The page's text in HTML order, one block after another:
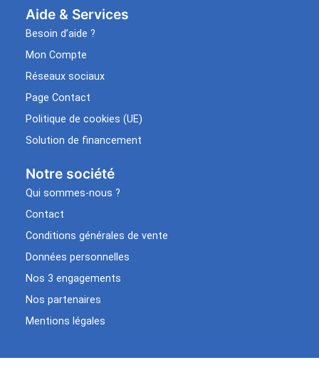
Aide & Services​
Besoin d’aide ?
Mon Compte
Réseaux sociaux
Page Contact
Politique de cookies (UE)
Solution de financement
Notre société
Qui sommes-nous ?
Contact
Conditions générales de vente
Données personnelles
Nos 3 engagements
Nos partenaires
Mentions légales